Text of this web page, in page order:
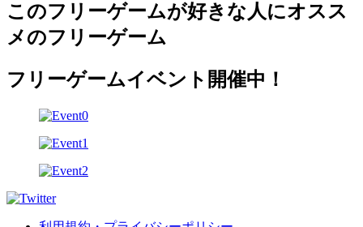
このフリーゲームが好きな人にオスス
メのフリーゲーム
フリーゲームイベント開催中！